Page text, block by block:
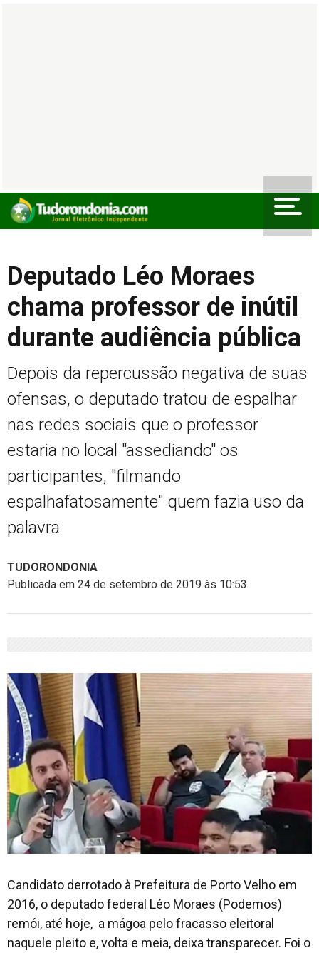
Deputado Léo Moraes
chama professor de inútil
durante audiência pública
Depois da repercussão negativa de suas
ofensas, o deputado tratou de espalhar
nas redes sociais que o professor
estaria no local "assediando" os
participantes, "filmando
espalhafatosamente" quem fazia uso da
palavra
TUDORONDONIA
Publicada em 24 de setembro de 2019 às 10:53
Candidato derrotado à Prefeitura de Porto Velho em
2016, o deputado federal Léo Moraes (Podemos)
remói, até hoje, a mágoa pelo fracasso eleitoral
naquele pleito e, volta e meia, deixa transparecer. Foi o